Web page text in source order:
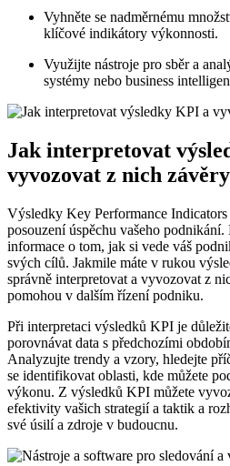
Vyhněte se nadměrnému
klíčové indikátory výkonnosti.
Využijte nástroje pro sběr a
systémy nebo business
Jak interpretovat
vyvozovat z nich závěry
Výsledky Key Performance
posouzení úspěchu vašeho
informace o tom, jak si vede váš
svých cílů. Jakmile máte v rukou
správně interpretovat a vyvozovat z
pomohou v dalším řízení podniku.
Při interpretaci výsledků KPI je
porovnávat data s předchozími
Analyzujte trendy a vzory, hledejte
se identifikovat oblasti, kde můžete
výkonu. Z výsledků KPI můžete
efektivity vašich strategií a taktik a
své úsilí a zdroje v budoucnu.